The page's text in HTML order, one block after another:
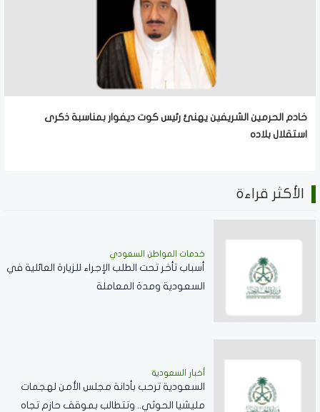
خادم الحرمين الشريفين يهنئ رئيس كوت ديفوار بمناسبة ذكرى
استقلال بلاده
الأكثر قراءة
خدمات المواطن السعودي
أسباب تأخر تحت الطلب الإجراء للزيارة العائلية في
السعودية ومدة المعاملة
أخبار السعودية
السعودية ترحب بأدانة مجلس الأمن لهجمات
مليشيا الحوثي.. وتتطالب بموقف حازم تجاه